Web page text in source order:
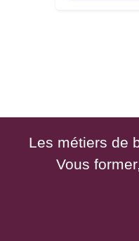
Les métiers de
Vous